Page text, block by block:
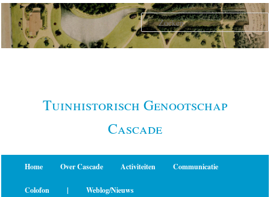
Spring
naar
primaire
Tuinhistorisch Genootschap
Cascade
Home Over Cascade Activiteiten Communicatie
Colofon | Weblog/Nieuws